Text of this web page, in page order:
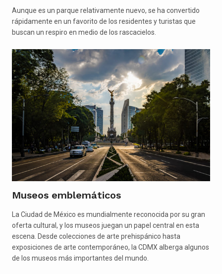
Aunque es un parque relativamente nuevo, se ha convertido
rápidamente en un favorito de los residentes y turistas que
buscan un respiro en medio de los rascacielos.
Museos emblemáticos
La Ciudad de México es mundialmente reconocida por su gran
oferta cultural, y los museos juegan un papel central en esta
escena. Desde colecciones de arte prehispánico hasta
exposiciones de arte contemporáneo, la CDMX alberga algunos
de los museos más importantes del mundo.